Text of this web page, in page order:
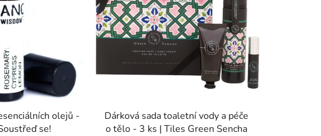
olejů -
se!
Dárková sada toaletní vody a péče
o tělo - 3 ks | Tiles Green Sencha